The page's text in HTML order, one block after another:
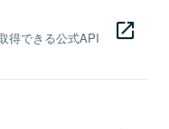
得できる公式API